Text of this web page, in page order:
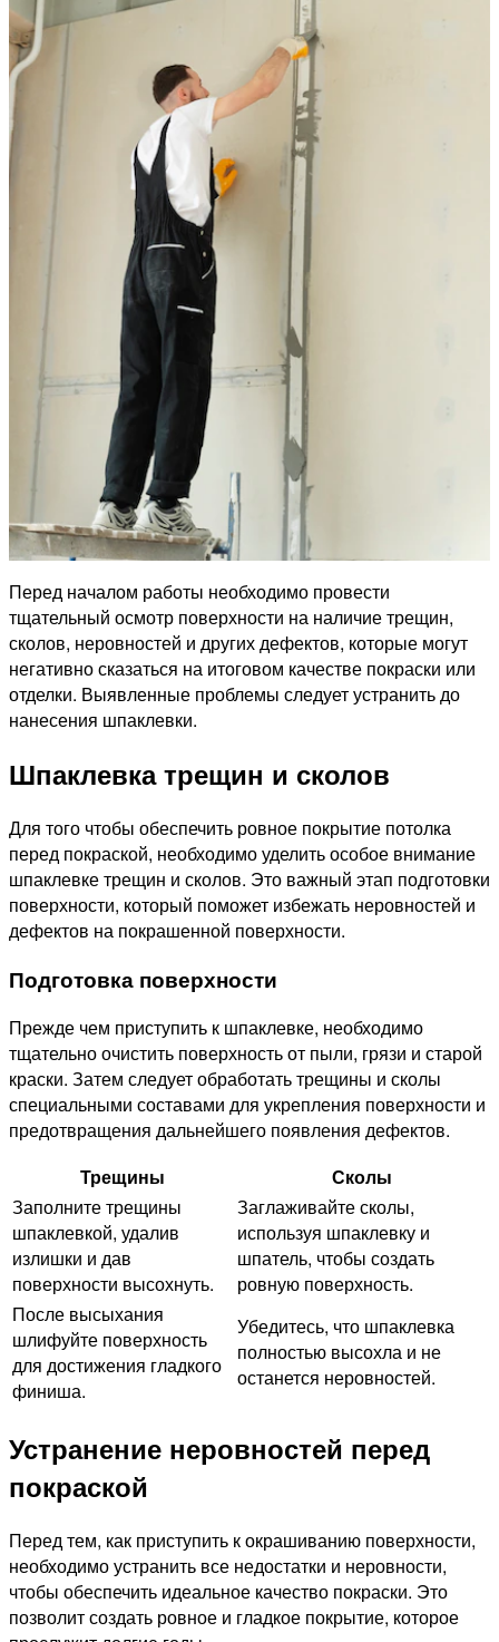
Перед началом работы необходимо провести
тщательный осмотр поверхности на наличие трещин,
сколов, неровностей и других дефектов, которые могут
негативно сказаться на итоговом качестве покраски или
отделки. Выявленные проблемы следует устранить до
нанесения шпаклевки.
Шпаклевка трещин и сколов
Для того чтобы обеспечить ровное покрытие потолка
перед покраской, необходимо уделить особое внимание
шпаклевке трещин и сколов. Это важный этап подготовки
поверхности, который поможет избежать неровностей и
дефектов на покрашенной поверхности.
Подготовка поверхности
Прежде чем приступить к шпаклевке, необходимо
тщательно очистить поверхность от пыли, грязи и старой
краски. Затем следует обработать трещины и сколы
специальными составами для укрепления поверхности и
предотвращения дальнейшего появления дефектов.
Трещины
Сколы
Заполните трещины
шпаклевкой, удалив
излишки и дав
поверхности высохнуть.
Заглаживайте сколы,
используя шпаклевку и
шпатель, чтобы создать
ровную поверхность.
После высыхания
шлифуйте поверхность
для достижения гладкого
финиша.
Убедитесь, что шпаклевка
полностью высохла и не
останется неровностей.
Устранение неровностей перед
покраской
Перед тем, как приступить к окрашиванию поверхности,
необходимо устранить все недостатки и неровности,
чтобы обеспечить идеальное качество покраски. Это
позволит создать ровное и гладкое покрытие, которое